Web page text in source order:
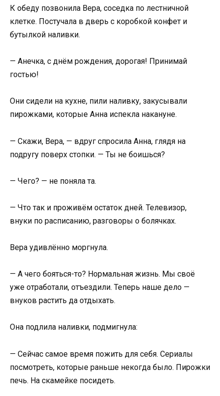
К обеду позвонила Вера, соседка по лестничной
клетке. Постучала в дверь с коробкой конфет и
бутылкой наливки.
— Анечка, с днём рождения, дорогая! Принимай
гостью!
Они сидели на кухне, пили наливку, закусывали
пирожками, которые Анна испекла накануне.
— Скажи, Вера, — вдруг спросила Анна, глядя на
подругу поверх стопки. — Ты не боишься?
— Чего? — не поняла та.
— Что так и проживём остаток дней. Телевизор,
внуки по расписанию, разговоры о болячках.
Вера удивлённо моргнула.
— А чего бояться-то? Нормальная жизнь. Мы своё
уже отработали, отъездили. Теперь наше дело —
внуков растить да отдыхать.
Она подлила наливки, подмигнула:
— Сейчас самое время пожить для себя. Сериалы
посмотреть, которые раньше некогда было. Пирожки
печь. На скамейке посидеть.